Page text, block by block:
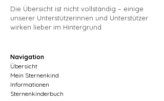
Die Übersicht ist nicht vollständig – einige
unserer Unterstützerinnen und Unterstützer
wirken lieber im Hintergrund.
Navigation
Übersicht
Mein Sternenkind
Informationen
Sternenkinderbuch